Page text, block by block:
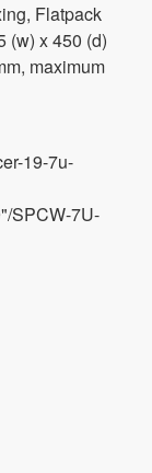
Flatpack
(w) x 450 (d)
maximum
19-7u-
SPCW-7U-